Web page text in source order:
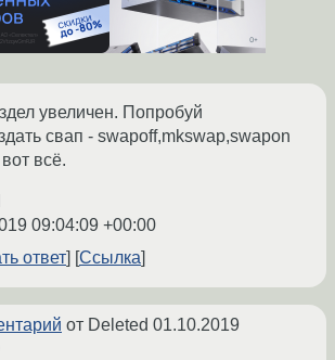
увеличен. Попробуй
свап - swapoff,mkswap,swapon
всё.
09:04:09 +00:00
ответ
Ссылка
от Deleted 01.10.2019